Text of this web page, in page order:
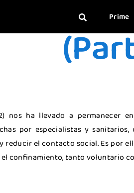
Prime
la
2) nos ha llevado a
por especialistas y
el contacto social. Es por
confinamiento, tanto voluntario